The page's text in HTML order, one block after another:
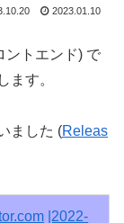
2023.01.10
ントエンド) で
ます。
ました (Releas
|2022-